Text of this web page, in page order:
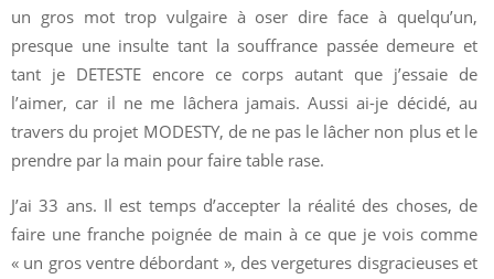
un gros mot trop vulgaire à oser dire face à quelqu’un,
presque une insulte tant la souffrance passée demeure et
tant je DETESTE encore ce corps autant que j’essaie de
l’aimer, car il ne me lâchera jamais. Aussi ai-je décidé, au
travers du projet MODESTY, de ne pas le lâcher non plus et le
prendre par la main pour faire table rase.
J’ai 33 ans. Il est temps d’accepter la réalité des choses, de
faire une franche poignée de main à ce que je vois comme
« un gros ventre débordant », des vergetures disgracieuses et